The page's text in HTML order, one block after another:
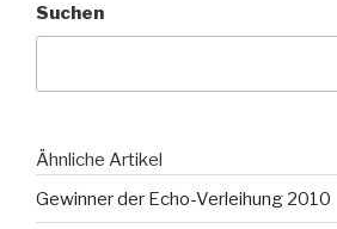
Suchen
Ähnliche Artikel
Gewinner der Echo-Verleihung 2010